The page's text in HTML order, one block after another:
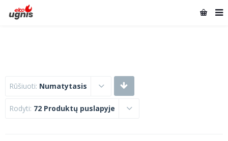
Rūšiuoti: Numatytasis
Rodyti: 72 Produktų puslapyje